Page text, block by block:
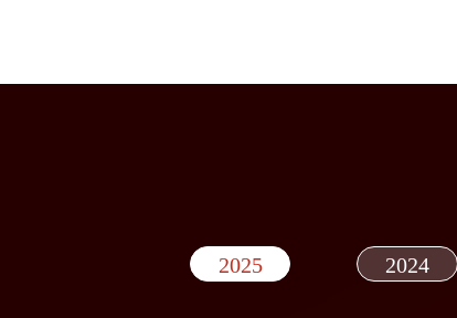
2025 2024